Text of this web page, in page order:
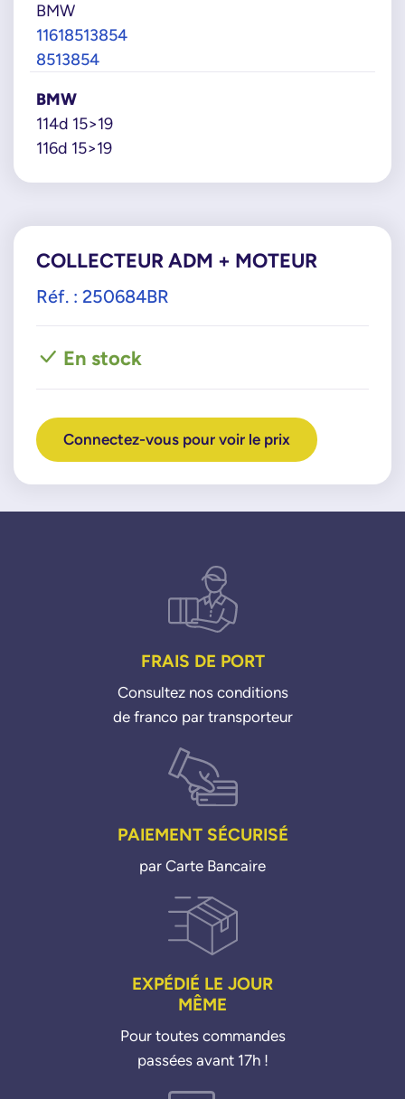
BMW
11618513854
8513854
BMW
114d 15>19
116d 15>19
COLLECTEUR ADM + MOTEUR
Réf. : 250684BR
En stock
Connectez-vous pour voir le prix
FRAIS DE PORT
Consultez nos conditions
de franco par transporteur
PAIEMENT SÉCURISÉ
par Carte Bancaire
EXPÉDIÉ LE JOUR
MÊME
Pour toutes commandes
passées avant 17h !